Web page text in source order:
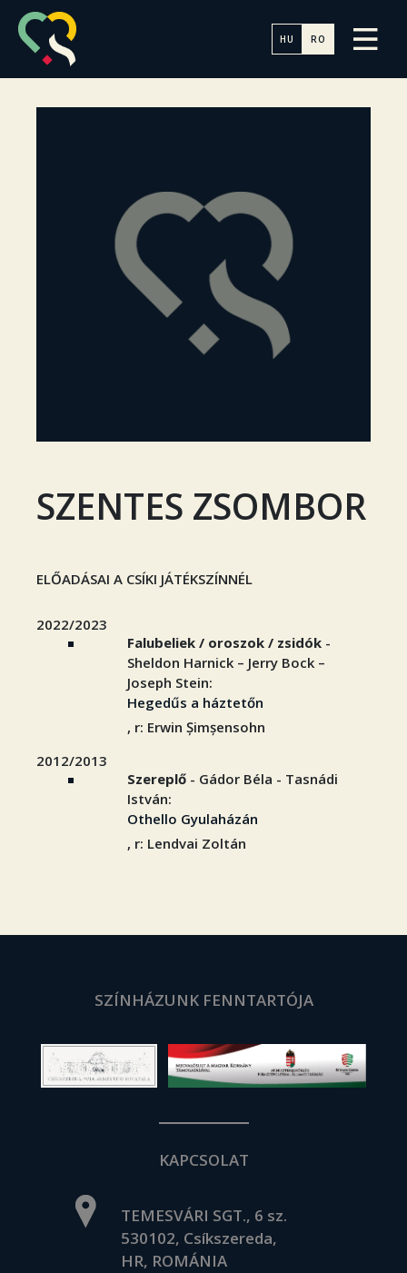
HU RO
SZENTES ZSOMBOR
ELŐADÁSAI A CSÍKI JÁTÉKSZÍNNÉL
2022/2023
Falubeliek / oroszok / zsidók -
Sheldon Harnick – Jerry Bock –
Joseph Stein:
Hegedűs a háztetőn
, r: Erwin Șimșensohn
2012/2013
Szereplő - Gádor Béla - Tasnádi
István:
Othello Gyulaházán
, r: Lendvai Zoltán
SZÍNHÁZUNK FENNTARTÓJA
KAPCSOLAT
TEMESVÁRI SGT., 6 sz.
530102, Csíkszereda,
HR, ROMÁNIA